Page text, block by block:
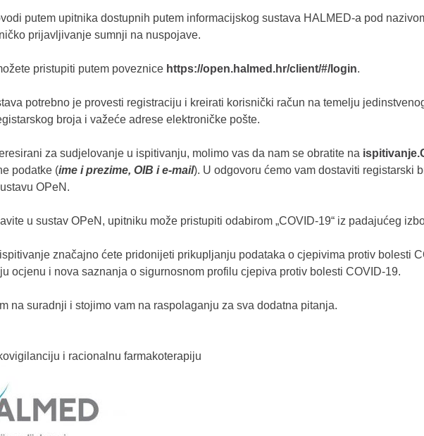
putem upitnika dostupnih putem informacijskog sustava HALMED-a pod
prijavljivanje sumnji na nuspojave.
pristupiti putem poveznice https://open.halmed.hr/client/#/login.
potrebno je provesti registraciju i kreirati korisnički račun na temelju
broja i važeće adrese elektroničke pošte.
za sudjelovanje u ispitivanju, molimo vas da nam se obratite na
podatke (ime i prezime, OIB i e-mail). U odgovoru ćemo vam dostaviti registarski
OPeN.
u sustav OPeN, upitniku može pristupiti odabirom „COVID-19“ iz padajućeg
značajno ćete pridonijeti prikupljanju podataka o cjepivima protiv bolesti
ocjenu i nova saznanja o sigurnosnom profilu cjepiva protiv bolesti COVID-19.
na suradnji i stojimo vam na raspolaganju za sva dodatna pitanja.
i racionalnu farmakoterapiju